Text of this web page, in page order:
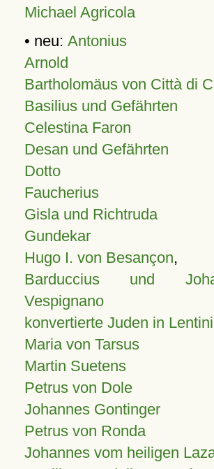
Michael Agricola
• neu: Antonius
Arnold
Bartholomäus von Città di
Basilius und Gefährten
Celestina Faron
Desan und Gefährten
Dotto
Faucherius
Gisla und Richtruda
Gundekar
Hugo I. von Besançon,
Barduccius und
Vespignano
konvertierte Juden in Lentini
Maria von Tarsus
Martin Suetens
Petrus von Dole
Johannes Gontinger
Petrus von Ronda
Johannes vom heiligen